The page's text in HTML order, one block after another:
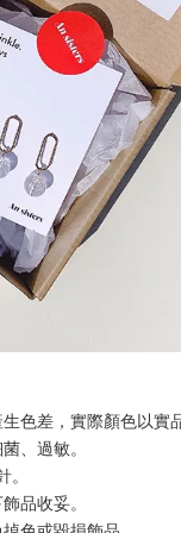
色差，實際顏色以實
、過敏。
品收妥。